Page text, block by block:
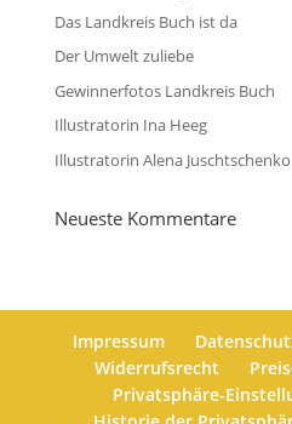
Das Landkreis Buch ist da
Der Umwelt zuliebe
Gewinnerfotos Landkreis Buch
Illustratorin Ina Heeg
Illustratorin Alena Juschtschenko
Neueste Kommentare
Impressum
Widerrufsrecht
Privatsphäre-